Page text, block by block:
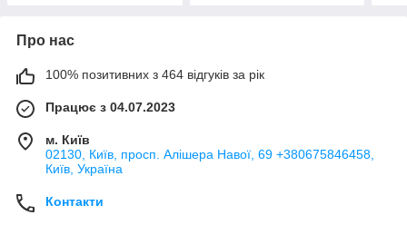
Про нас
100% позитивних з 464 відгуків за рік
Працює з 04.07.2023
м. Київ
02130, Київ, просп. Алішера Навої, 69 +380675846458,
Київ, Україна
Контакти